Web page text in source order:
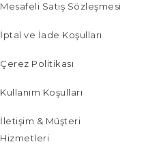
Mesafeli Satış Sözleşmesi
İptal ve İade Koşulları
Çerez Politikası
Kullanım Koşulları
İletişim & Müşteri
Hizmetleri